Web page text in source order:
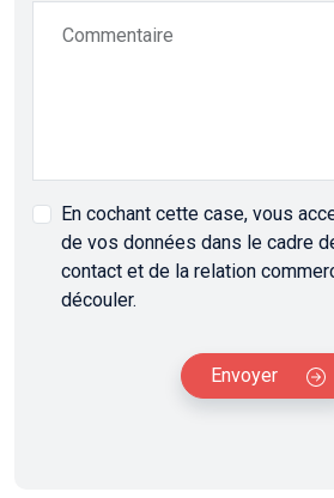
Commentaire
En cochant cette case, vous
de vos données dans le cadre
contact et de la relation
découler.
Envoyer